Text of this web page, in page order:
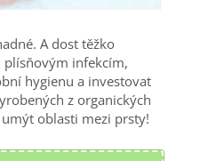
A dost těžko
plísňovým infekcím,
hygienu a investovat
z organických
oblasti mezi prsty!